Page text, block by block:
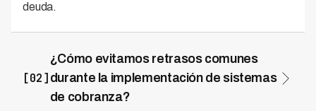
deuda.
[02]
¿Cómo evitamos retrasos comunes
durante la implementación de sistemas
de cobranza?